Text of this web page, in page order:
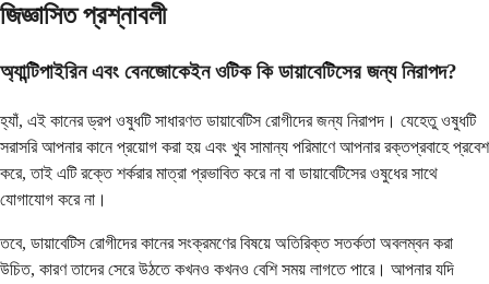
জিজ্ঞাসিত প্রশ্নাবলী
অ্যান্টিপাইরিন এবং বেনজোকেইন ওটিক কি ডায়াবেটিসের জন্য নিরাপদ?
হ্যাঁ, এই কানের ড্রপ ওষুধটি সাধারণত ডায়াবেটিস রোগীদের জন্য নিরাপদ। যেহেতু ওষুধটি
সরাসরি আপনার কানে প্রয়োগ করা হয় এবং খুব সামান্য পরিমাণে আপনার রক্তপ্রবাহে প্রবেশ
করে, তাই এটি রক্তে শর্করার মাত্রা প্রভাবিত করে না বা ডায়াবেটিসের ওষুধের সাথে
যোগাযোগ করে না।
তবে, ডায়াবেটিস রোগীদের কানের সংক্রমণের বিষয়ে অতিরিক্ত সতর্কতা অবলম্বন করা
উচিত, কারণ তাদের সেরে উঠতে কখনও কখনও বেশি সময় লাগতে পারে। আপনার যদি